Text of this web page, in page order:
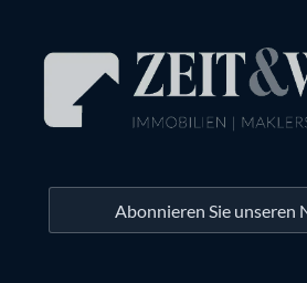
Abonnieren Sie unseren